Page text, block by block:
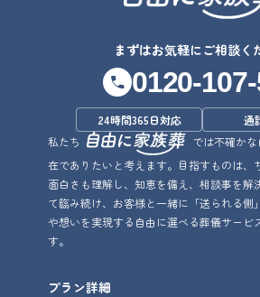
まずはお気軽にご相談く
0120-
24時間365日対応
通
私たち
では不確か
在でありたいと考えます。目指すものは、
面白さも理解し、知恵を備え、相談事を解
て臨み続け、お客様と一緒に「送られる側
や想いを実現する自由に選べる葬儀サービ
す。
プラン詳細